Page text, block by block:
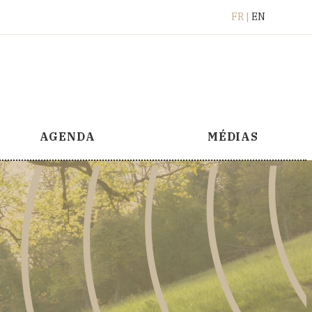
FRFrançais
ENEnglish
AGENDA MÉDIAS